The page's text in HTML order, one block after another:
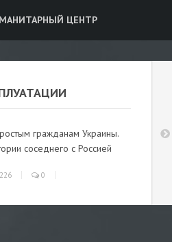
ЦЕНТР
гражданам Украины.
соседнего с Россией
0